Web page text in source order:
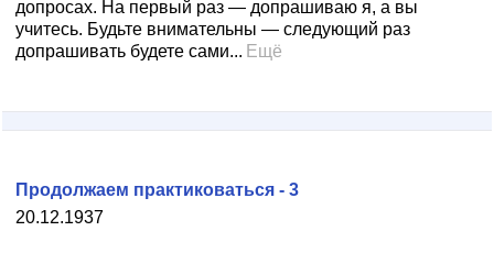
допросах. На первый раз — допрашиваю я, а вы
учитесь. Будьте внимательны — следующий раз
допрашивать будете сами... Ещё
20.12.1937
Продолжаем практиковаться - 3